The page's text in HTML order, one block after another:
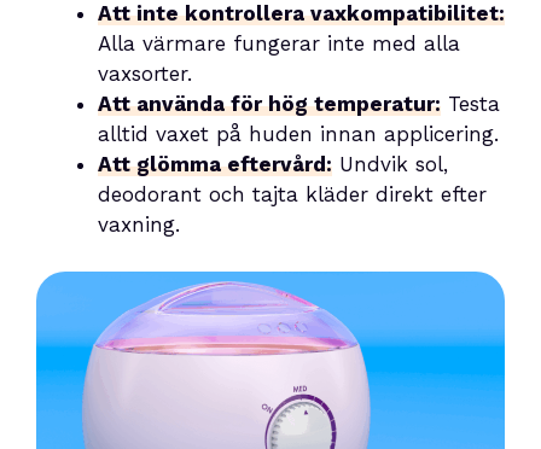
Att inte kontrollera vaxkompatibilitet:
Alla värmare fungerar inte med alla
vaxsorter.
Att använda för hög temperatur: Testa
alltid vaxet på huden innan applicering.
Att glömma eftervård: Undvik sol,
deodorant och tajta kläder direkt efter
vaxning.